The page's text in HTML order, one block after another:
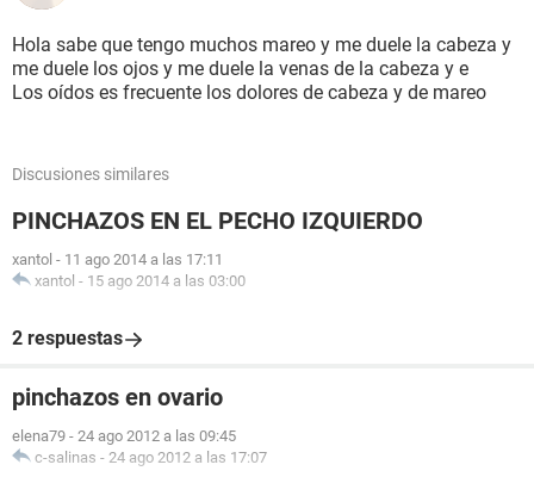
Hola sabe que tengo muchos mareo y me duele la cabeza y
me duele los ojos y me duele la venas de la cabeza y e
Los oídos es frecuente los dolores de cabeza y de mareo
Discusiones similares
PINCHAZOS EN EL PECHO IZQUIERDO
xantol - 11 ago 2014 a las 17:11
xantol - 15 ago 2014 a las 03:00
2 respuestas
pinchazos en ovario
elena79 - 24 ago 2012 a las 09:45
c-salinas - 24 ago 2012 a las 17:07